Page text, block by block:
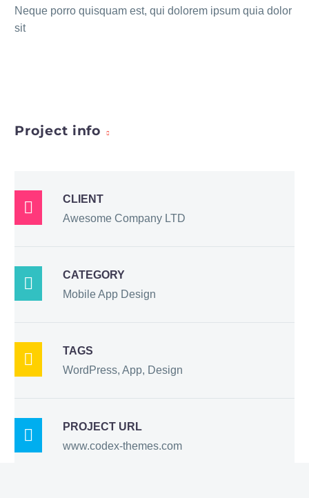
Neque porro quisquam est, qui dolorem ipsum quia dolor
sit
Project info

CLIENT
Awesome Company LTD

CATEGORY
Mobile App Design

TAGS
WordPress, App, Design

PROJECT URL
www.codex-themes.com